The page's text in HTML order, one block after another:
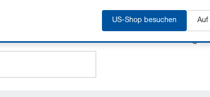
um mehr zu erfahren
US-Shop besuchen Auf